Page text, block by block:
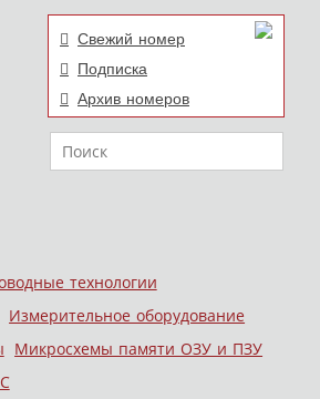
Свежий номер
Подписка
Архив номеров
Поиск
технологии
Измерительное оборудование
Микросхемы памяти ОЗУ и ПЗУ